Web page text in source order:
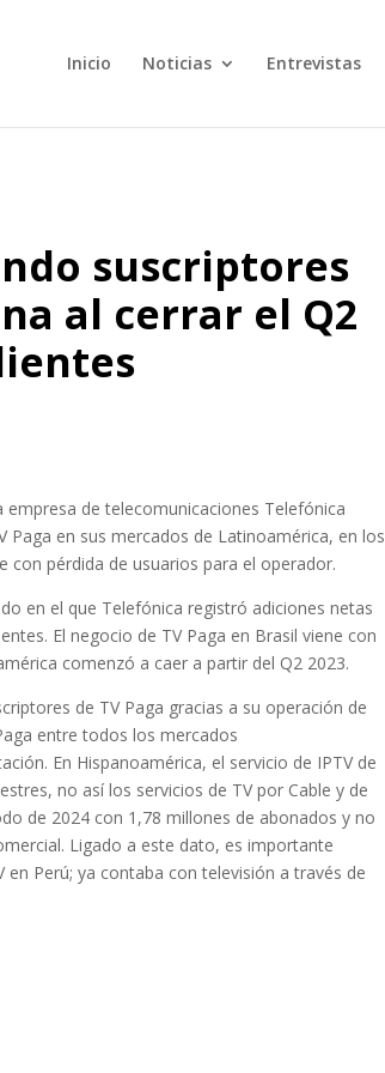
Inicio Noticias Entrevistas
suscriptores
al cerrar el Q2
de telecomunicaciones Telefónica
en sus mercados de Latinoamérica, en los
pérdida de usuarios para el operador.
en el que Telefónica registró adiciones netas
El negocio de TV Paga en Brasil viene con
comenzó a caer a partir del Q2 2023.
de TV Paga gracias a su operación de
entre todos los mercados
En Hispanoamérica, el servicio de IPTV de
no así los servicios de TV por Cable y de
de 2024 con 1,78 millones de abonados y no
Ligado a este dato, es importante
en Perú; ya contaba con televisión a través de